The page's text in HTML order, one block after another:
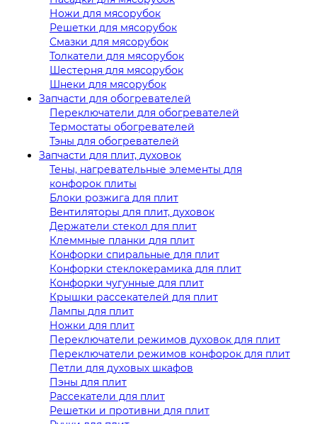
Ножи для мясорубок
Решетки для мясорубок
Смазки для мясорубок
Толкатели для мясорубок
Шестерня для мясорубок
Шнеки для мясорубок
Запчасти для обогревателей
Переключатели для обогревателей
Термостаты обогревателей
Тэны для обогревателей
Запчасти для плит, духовок
Тены, нагревательные элементы для
конфорок плиты
Блоки розжига для плит
Вентиляторы для плит, духовок
Держатели стекол для плит
Клеммные планки для плит
Конфорки спиральные для плит
Конфорки стеклокерамика для плит
Конфорки чугунные для плит
Крышки рассекателей для плит
Лампы для плит
Ножки для плит
Переключатели режимов духовок для плит
Переключатели режимов конфорок для плит
Петли для духовых шкафов
Пэны для плит
Рассекатели для плит
Решетки и противни для плит